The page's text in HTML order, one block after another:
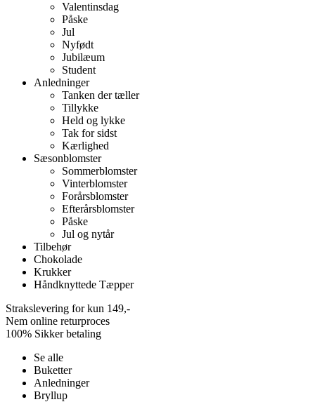
Valentinsdag
Påske
Jul
Nyfødt
Jubilæum
Student
Anledninger
Tanken der tæller
Tillykke
Held og lykke
Tak for sidst
Kærlighed
Sæsonblomster
Sommerblomster
Vinterblomster
Forårsblomster
Efterårsblomster
Påske
Jul og nytår
Tilbehør
Chokolade
Krukker
Håndknyttede Tæpper
Strakslevering for kun 149,-
Nem online returproces
100% Sikker betaling
Se alle
Buketter
Anledninger
Bryllup